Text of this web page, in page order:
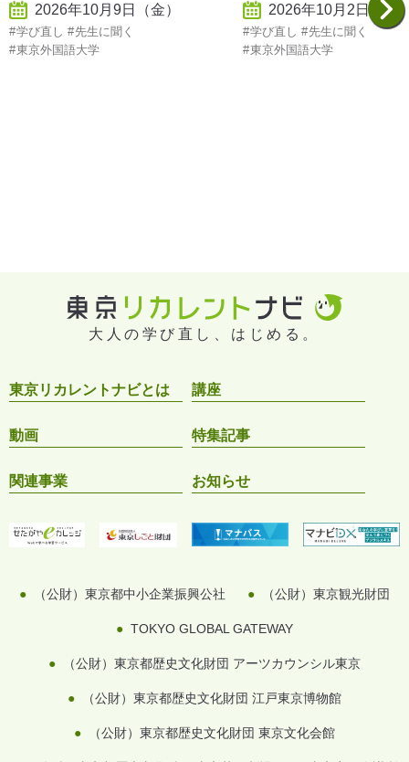
2026年10月9日（金）
学び直し
先生に聞く
東京外国語大学
2026年10月2日（金
学び直し
先生に聞く
東京外国語大学
大人の学び直し、はじめる。
東京リカレントナビとは 講座
動画 特集記事
関連事業 お知らせ
（公財）東京都中小企業振興公社 （公財）東京観光財団
TOKYO GLOBAL GATEWAY
（公財）東京都歴史文化財団 アーツカウンシル東京
（公財）東京都歴史文化財団 江戸東京博物館
（公財）東京都歴史文化財団 東京文化会館